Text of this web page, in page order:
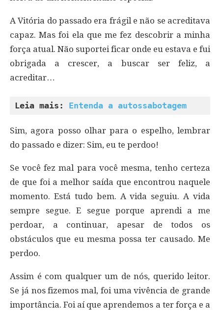
A Vitória do passado era frágil e não se acreditava
capaz. Mas foi ela que me fez descobrir a minha
força atual. Não suportei ficar onde eu estava e fui
obrigada a crescer, a buscar ser feliz, a
acreditar…
Leia mais: Entenda a autossabotagem
Sim, agora posso olhar para o espelho, lembrar
do passado e dizer: Sim, eu te perdoo!
Se você fez mal para você mesma, tenho certeza
de que foi a melhor saída que encontrou naquele
momento. Está tudo bem. A vida seguiu. A vida
sempre segue. E segue porque aprendi a me
perdoar, a continuar, apesar de todos os
obstáculos que eu mesma possa ter causado. Me
perdoo.
Assim é com qualquer um de nós, querido leitor.
Se já nos fizemos mal, foi uma vivência de grande
importância. Foi aí que aprendemos a ter força e a